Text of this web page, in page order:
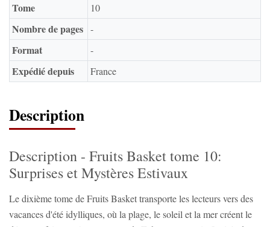
Tome 10
Nombre de pages -
Format -
Expédié depuis France
Description
Description - Fruits Basket tome 10:
Surprises et Mystères Estivaux
Le dixième tome de Fruits Basket transporte les lecteurs vers des
vacances d'été idylliques, où la plage, le soleil et la mer créent le